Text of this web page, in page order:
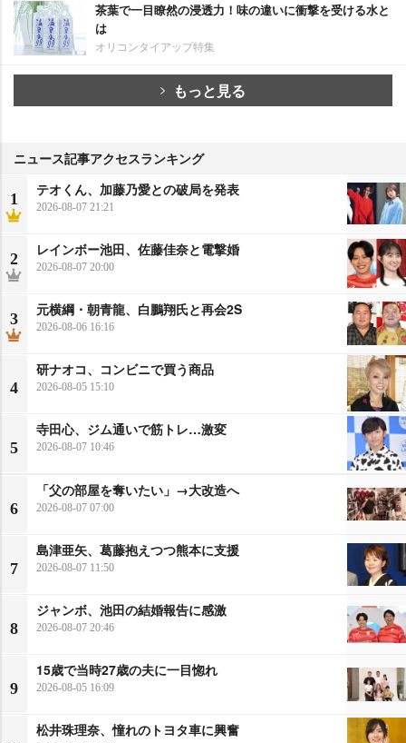
茶葉で一目瞭然の浸透力！味の違いに衝撃を受ける水と
は
オリコンタイアップ特集
もっと見る
ニュース記事アクセスランキング
1
テオくん、加藤乃愛との破局を発表
2026-08-07 21:21
2
レインボー池田、佐藤佳奈と電撃婚
2026-08-07 20:00
3
元横綱・朝青龍、白鵬翔氏と再会2S
2026-08-06 16:16
4
研ナオコ、コンビニで買う商品
2026-08-05 15:10
5
寺田心、ジム通いで筋トレ…激変
2026-08-07 10:46
6
「父の部屋を奪いたい」→大改造へ
2026-08-07 07:00
7
島津亜矢、葛藤抱えつつ熊本に支援
2026-08-07 11:50
8
ジャンボ、池田の結婚報告に感激
2026-08-07 20:46
9
15歳で当時27歳の夫に一目惚れ
2026-08-05 16:09
松井珠理奈、憧れのトヨタ車に興奮